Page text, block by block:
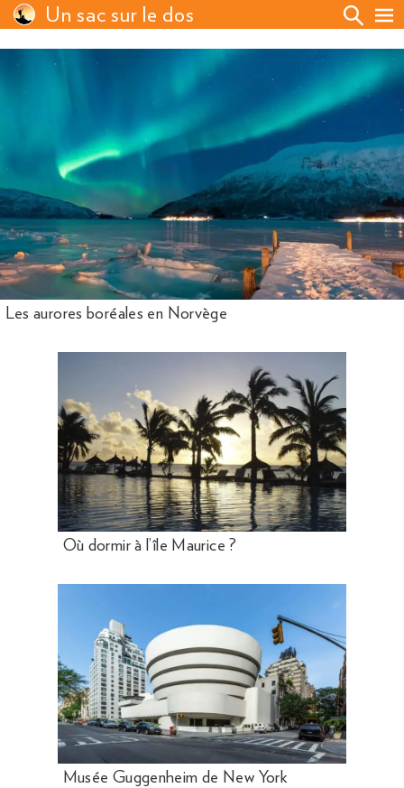
Un sac sur le dos
Les aurores boréales en Norvège
Où dormir à l’île Maurice ?
Musée Guggenheim de New York